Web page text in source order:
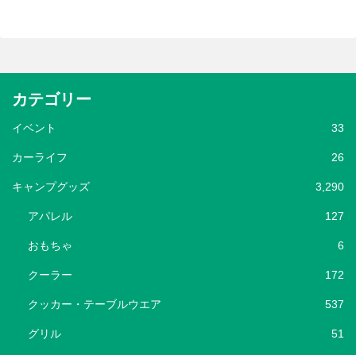
カテゴリー
イベント 33
カーライフ 26
キャンプグッズ 3,290
アパレル 127
おもちゃ 6
クーラー 172
クッカー・テーブルウエア 537
グリル 51